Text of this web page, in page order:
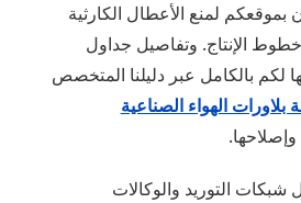
بموقعكم لمنع الأعطال الكارثية
الإنتاج. وتفاصيل جداول
لكم بالكامل عبر دليلنا المتخصص
بلاورات الهواء الصناعية
التوريد والوكالات